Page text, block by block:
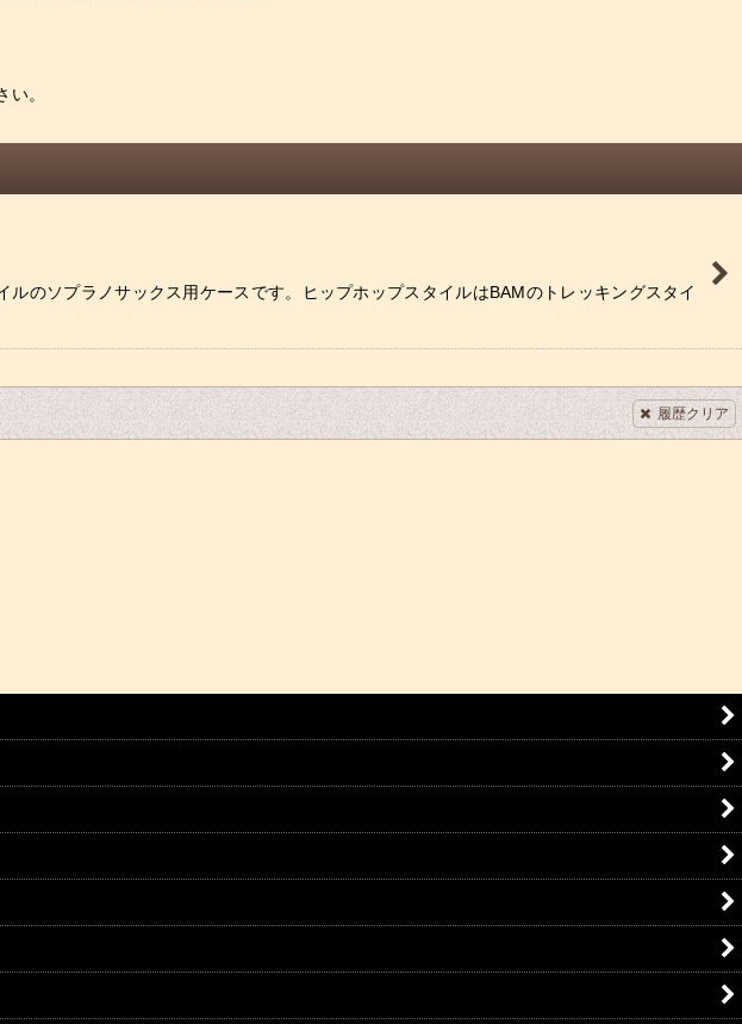
。
ソプラノサックス用ケースです。ヒップホップスタイルはBAMのトレッキングスタイ
履歴クリア